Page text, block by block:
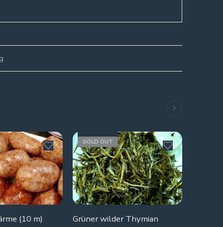
(10 m)
SOLD OUT
Grüner wilder Thymian